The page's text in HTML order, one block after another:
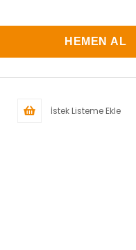
İstek Listeme Ekle